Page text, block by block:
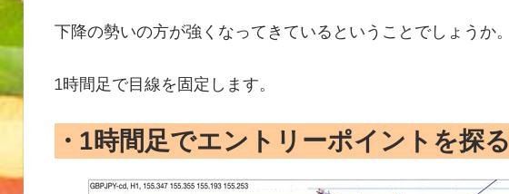
下降の勢いの方が強くなってきているということでしょうか。
1時間足で目線を固定します。
・ 1時間足でエントリーポイントを探る